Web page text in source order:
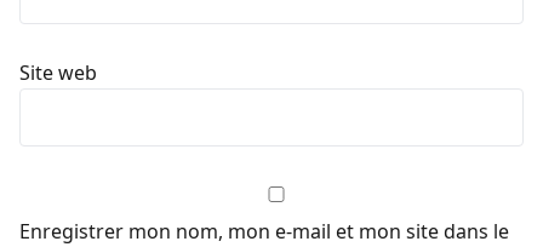
Site web
Enregistrer mon nom, mon e-mail et mon site dans le